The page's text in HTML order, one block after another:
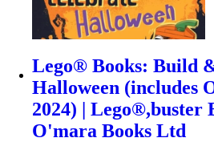
Lego® Books: Build
Halloween (includes
2024) | Lego®,buster
O'mara Books Ltd